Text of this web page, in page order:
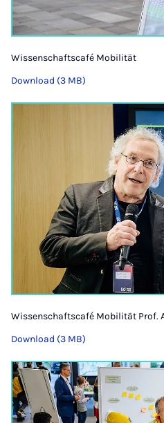
Wissenschaftscafé Mobilität
Download (3 MB)
Wissenschaftscafé Mobilität Prof.
Download (3 MB)